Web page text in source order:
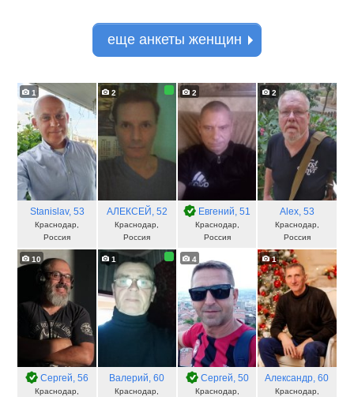
еще анкеты женщин
1
Stanislav, 53
Краснодар,
Россия
2
АЛЕКСЕЙ , 52
Краснодар,
Россия
2
Евгений, 51
Краснодар,
Россия
2
Alex, 53
Краснодар,
Россия
10
Сергей, 56
Краснодар,
1
Валерий, 60
Краснодар,
4
Сергей, 50
Краснодар,
1
Александр, 60
Краснодар,